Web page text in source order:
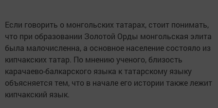
Если говорить о монгольских татарах, стоит понимать,
что при образовании Золотой Орды монгольская элита
была малочисленна, а основное население состояло из
кипчакских татар. По мнению ученого, близость
карачаево-балкарского языка к татарскому языку
объясняется тем, что в начале его истории также лежит
кипчакский язык.